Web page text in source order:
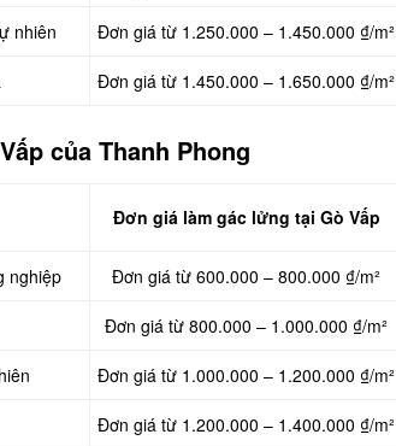
nhiên Đơn giá từ 1.250.000 – 1.450.000 ₫/m²
Đơn giá từ 1.450.000 – 1.650.000 ₫/m²
của Thanh Phong
Đơn giá làm gáclửng tại Gò Vấp
nghiệp Đơn giá từ 600.000 – 800.000 ₫/m²
Đơn giá từ 800.000 – 1.000.000 ₫/m²
Đơn giá từ 1.000.000 – 1.200.000 ₫/m²
Đơn giá từ 1.200.000 – 1.400.000 ₫/m²